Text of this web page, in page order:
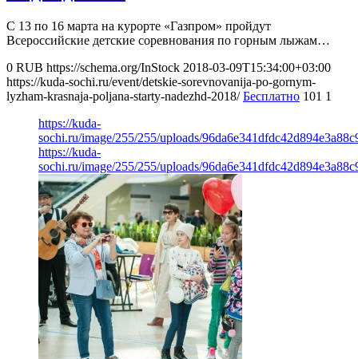
С 13 по 16 марта на курорте «Газпром» пройдут
Всероссийские детские соревнования по горным лыжам…
0 RUB https://schema.org/InStock 2018-03-09T15:34:00+03:00
https://kuda-sochi.ru/event/detskie-sorevnovanija-po-gornym-
lyzham-krasnaja-poljana-starty-nadezhd-2018/ Бесплатно 101 1
https://kuda-
sochi.ru/image/255/255/uploads/
https://kuda-
sochi.ru/image/255/255/uploads/